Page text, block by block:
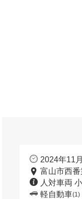
2024年11
富山市西
人対車両
軽自動車(1)